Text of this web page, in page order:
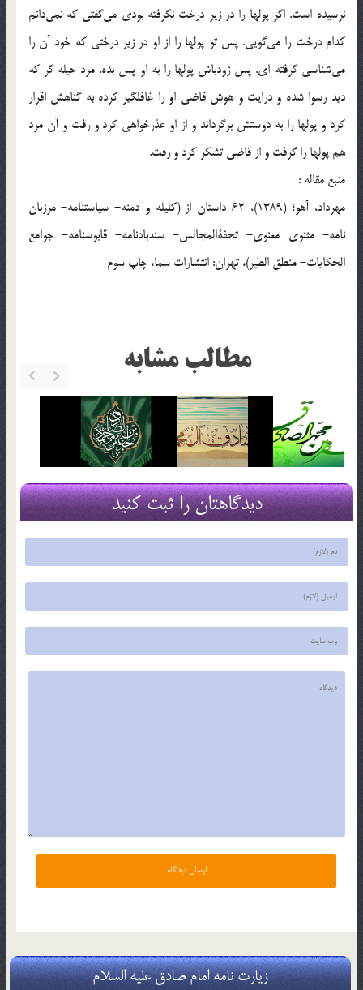
نرسیده است. اگر پولها را در زیر درخت نگرفته بودی می‌گفتی که نمی‌دانم
کدام درخت را می‌گویی. پس تو پولها را از او در زیر درختی که خود آن را
می‌شناسی گرفته ای. پس زودباش پولها را به او پس بده. مرد حیله گر که
دید رسوا شده و درایت و هوش قاضی او را غافلگیر کرده به گناهش اقرار
کرد و پولها را به دوستش برگرداند و از او عذرخواهی کرد و رفت و آن مرد
هم پولها را گرفت و از قاضی تشکر کرد و رفت.
منبع مقاله :
مهرداد، آهو؛ (1389)، 62 داستان از (کلیله و دمنه- سیاستنامه- مرزبان
نامه- مثنوی معنوی- تحفةالمجالس- سندبادنامه- قابوسنامه- جوامع
الحکایات- منطق الطیر)، تهران: انتشارات سما، چاپ سوم
مطالب مشابه
دیدگاهتان را ثبت کنید
زیارت نامه امام صادق علیه السلام